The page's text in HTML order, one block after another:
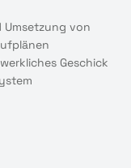
Umsetzung von
Geschick